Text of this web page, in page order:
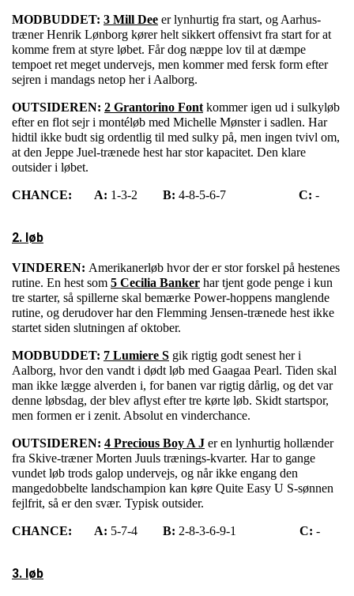
MODBUDDET: 3 Mill Dee er lynhurtig fra start, og Aarhus-
træner Henrik Lønborg kører helt sikkert offensivt fra start for at
komme frem at styre løbet. Får dog næppe lov til at dæmpe
tempoet ret meget undervejs, men kommer med fersk form efter
sejren i mandags netop her i Aalborg.
OUTSIDEREN: 2 Grantorino Fontkommer igen ud i sulkyløb
efter en flot sejr i montéløb med Michelle Mønster i sadlen. Har
hidtil ikke budt sig ordentlig til med sulky på, men ingen tvivl om,
at den Jeppe Juel-trænede hest har stor kapacitet. Den klare
outsider i løbet.
CHANCE: A: 1-3-2 B: 4-8-5-6-7 C: -
2. løb
VINDEREN: Amerikanerløb hvor der er stor forskel på hestenes
rutine. En hest som 5 Cecilia Banker har tjent gode penge i kun
tre starter, så spillerne skal bemærke Power-hoppens manglende
rutine, og derudover har den Flemming Jensen-trænede hest ikke
startet siden slutningen af oktober.
MODBUDDET: 7 Lumiere S gik rigtig godt senest her i
Aalborg, hvor den vandt i dødt løb med Gaagaa Pearl. Tiden skal
man ikke lægge alverden i, for banen var rigtig dårlig, og det var
denne løbsdag, der blev aflyst efter tre kørte løb. Skidt startspor,
men formen er i zenit. Absolut en vinderchance.
OUTSIDEREN: 4 Precious Boy A J er en lynhurtig hollænder
fra Skive-træner Morten Juuls trænings-kvarter. Har to gange
vundet løb trods galop undervejs, og når ikke engang den
mangedobbelte landschampion kan køre Quite Easy U S-sønnen
fejlfrit, så er den svær. Typisk outsider.
CHANCE: A: 5-7-4 B: 2-8-3-6-9-1 C: -
3. løb